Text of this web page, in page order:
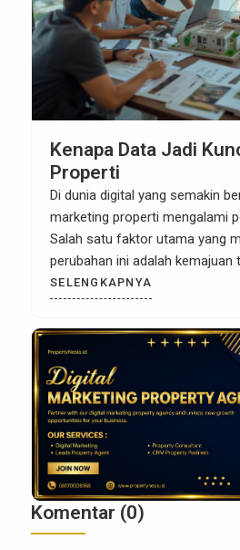
Kenapa Data Jadi
Properti
Di dunia digital yang semakin
marketing properti mengalami
Salah satu faktor utama yang
perubahan ini adalah kemajuan
memungkinkan pengumpulan
secara real-time. Sebagai
properti, memanfaatkan data
menjadi kunci untuk meraih
pemasaran properti. Data
angka atau […]
SELENGKAPNYA
Komentar (0)